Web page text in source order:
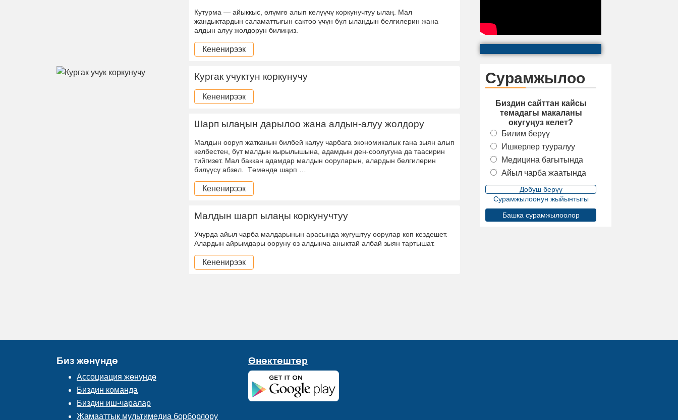
Кутурма — айыккыс, өлүмгө алып келүүчү коркунучтуу ылаң. Мал
жандыктардын саламаттыгын сактоо үчүн бул ылаңдын белгилерин жана
алдын алуу жолдорун билиңиз.
Кененирээк
Кургак учуктун коркунучу
Кененирээк
Шарп ылаңын дарылоо жана алдын-алуу жолдору
Малдын ооруп жатканын билбей калуу чарбага экономикалык гана зыян алып
келбестен, бүт малдын кырылышына, адамдын ден-соолугуна да таасирин
тийгизет. Мал баккан адамдар малдын ооруларын, алардын белгилерин
билүүсү абзел. Төмөндө шарп …
Кененирээк
Малдын шарп ылаңы коркунучтуу
Учурда айыл чарба малдарынын арасында жугуштуу оорулар көп кездешет.
Алардын айрымдары ооруну өз алдынча аныктай албай зыян тартышат.
Кененирээк
Сурамжылоо
Биздин сайттан кайсы
темадагы макаланы
окугуңуз келет?
Билим берүү
Ишкерлер тууралуу
Медицина багытында
Айыл чарба жаатында
Сурамжылоонун жыйынтыгы
Башка сурамжылоолор
Биз жөнүндө
Ассоциация жөнүндө
Биздин команда
Биздин иш-чаралар
Жамааттык мультимедиа борборлору
Өнөктөштөр